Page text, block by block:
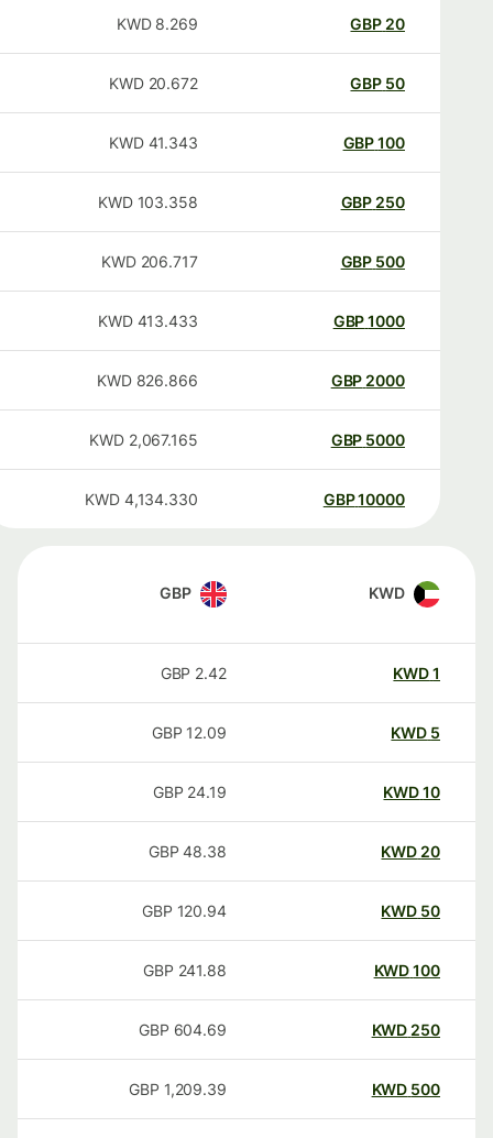
20
GBP
8.269
KWD
50
GBP
20.672
KWD
100
GBP
41.343
KWD
250
GBP
103.358
KWD
500
GBP
206.717
KWD
1000
GBP
413.433
KWD
2000
GBP
826.866
KWD
5000
GBP
2,067.165
KWD
10000
GBP
4,134.330
KWD
KWD
GBP
KWD
2.42
GBP
KWD
12.09
GBP
KWD
24.19
GBP
20
KWD
48.38
GBP
50
KWD
120.94
GBP
100
KWD
241.88
GBP
250
KWD
604.69
GBP
500
KWD
1,209.39
GBP